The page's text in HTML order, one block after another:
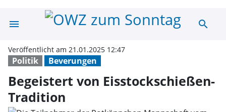
menu Begeistert von
search
Politik Beverungen
Veröffentlicht am 21.01.2025 12:47
Begeistert von Eisstockschießen-
Tradition